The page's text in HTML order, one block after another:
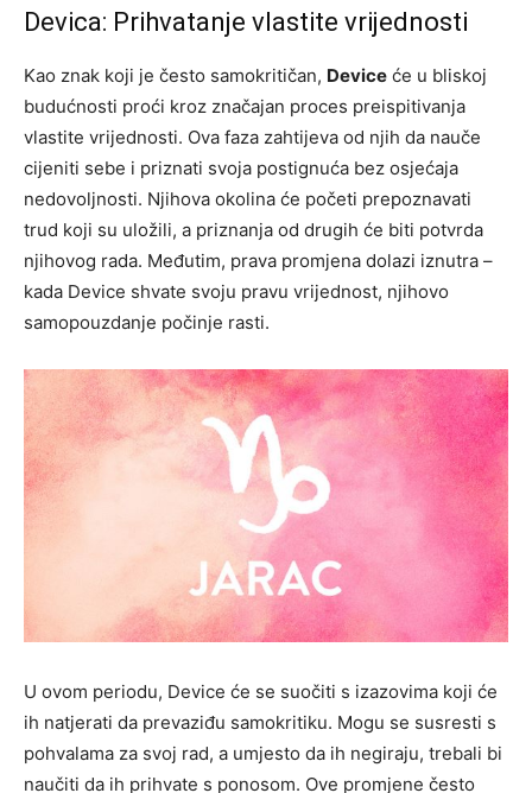
Devica: Prihvatanje vlastite vrijednosti
Kao znak koji je često samokritičan, Device će u bliskoj
budućnosti proći kroz značajan proces preispitivanja
vlastite vrijednosti. Ova faza zahtijeva od njih da nauče
cijeniti sebe i priznati svoja postignuća bez osjećaja
nedovoljnosti. Njihova okolina će početi prepoznavati
trud koji su uložili, a priznanja od drugih će biti potvrda
njihovog rada. Međutim, prava promjena dolazi iznutra –
kada Device shvate svoju pravu vrijednost, njihovo
samopouzdanje počinje rasti.
U ovom periodu, Device će se suočiti s izazovima koji će
ih natjerati da prevaziđu samokritiku. Mogu se susresti s
pohvalama za svoj rad, a umjesto da ih negiraju, trebali bi
naučiti da ih prihvate s ponosom. Ove promjene često